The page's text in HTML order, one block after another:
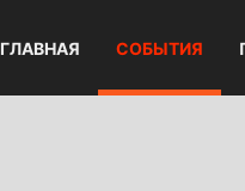
ГЛАВНАЯ СОБЫТИЯ